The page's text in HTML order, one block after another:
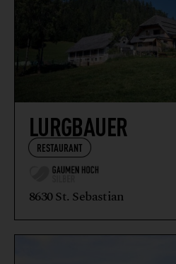
LURGBAUER
RESTAURANT
8630 St. Sebastian